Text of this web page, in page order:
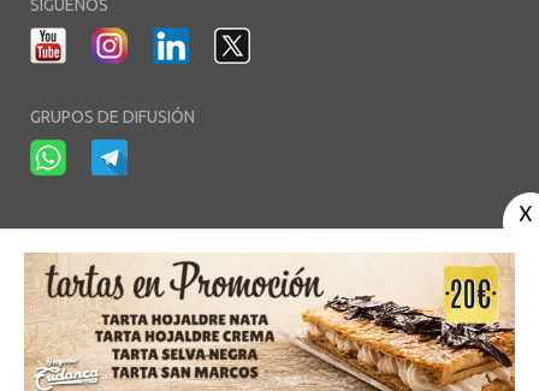
SÍGUENOS
GRUPOS DE DIFUSIÓN
Aviso Legal-Política de Privacidad-Política de Cookies-Área privada